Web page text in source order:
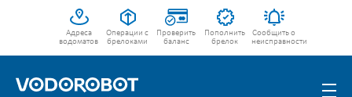
Адреса
водоматов
Операции с
брелоками
Проверить
баланс
Пополнить
брелок
Сообщить о
неисправности